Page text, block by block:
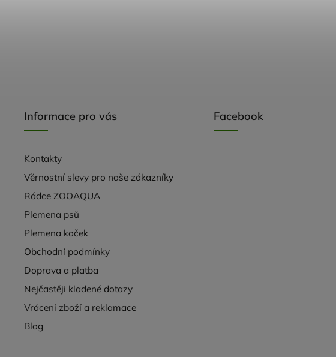
Informace pro vás
Kontakty
Věrnostní slevy pro naše zákazníky
Rádce ZOOAQUA
Plemena psů
Plemena koček
Obchodní podmínky
Doprava a platba
Nejčastěji kladené dotazy
Vrácení zboží a reklamace
Blog
Facebook